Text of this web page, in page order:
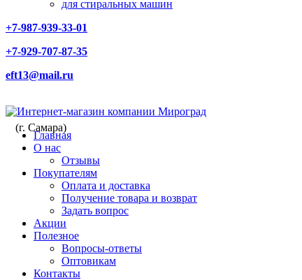
для стиральных машин
+7-987-939-33-01
+7-929-707-87-35
eft13@mail.ru
(г. Самара)
Главная
О нас
Отзывы
Покупателям
Оплата и доставка
Получение товара и возврат
Задать вопрос
Акции
Полезное
Вопросы-ответы
Оптовикам
Контакты